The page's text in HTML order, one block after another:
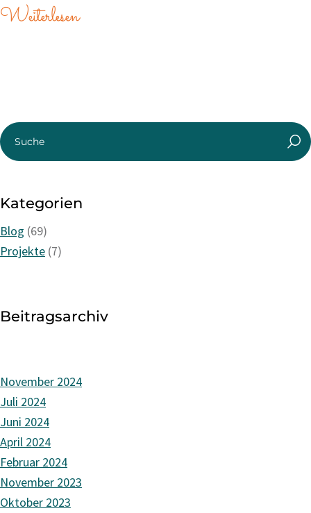
Weiterlesen
Kategorien
Blog (69)
Projekte (7)
Beitragsarchiv
November 2024
Juli 2024
Juni 2024
April 2024
Februar 2024
November 2023
Oktober 2023